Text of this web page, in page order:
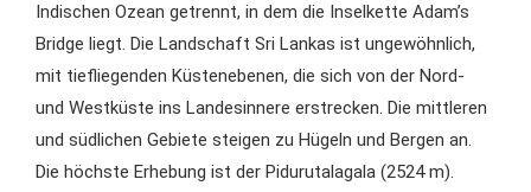
Indischen Ozean getrennt, in dem die Inselkette Adam’s
Bridge liegt. Die Landschaft Sri Lankas ist ungewöhnlich,
mit tiefliegenden Küstenebenen, die sich von der Nord-
und Westküste ins Landesinnere erstrecken. Die mittleren
und südlichen Gebiete steigen zu Hügeln und Bergen an.
Die höchste Erhebung ist der Pidurutalagala (2524 m).